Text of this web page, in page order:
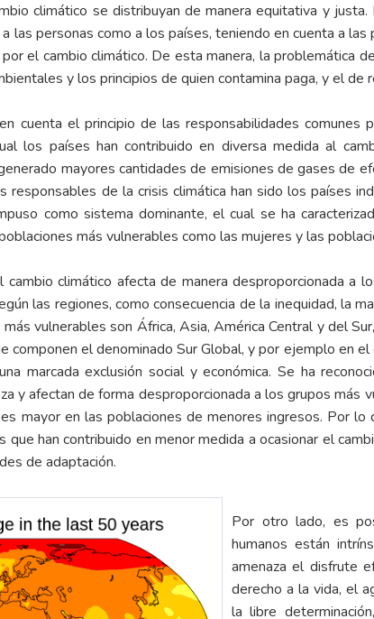
climático se distribuyan de manera equitativa y
las personas como a los países, teniendo en cuenta a
el cambio climático. De esta manera, la problemática
y los principios de quien contamina paga, y el
cuenta el principio de las responsabilidades comunes
los países han contribuido en diversa medida al
mayores cantidades de emisiones de gases de
responsables de la crisis climática han sido los países
como sistema dominante, el cual se ha
más vulnerables como las mujeres y las
climático afecta de manera desproporcionada a
las regiones, como consecuencia de la inequidad, la
vulnerables son África, Asia, América Central y del
componen el denominado Sur Global, y por ejemplo en
marcada exclusión social y económica. Se ha
y afectan de forma desproporcionada a los grupos más
mayor en las poblaciones de menores ingresos. Por
han contribuido en menor medida a ocasionar el
de adaptación.
Por otro lado, es
humanos están
amenaza el disfrute
derecho a la vida, el
la libre